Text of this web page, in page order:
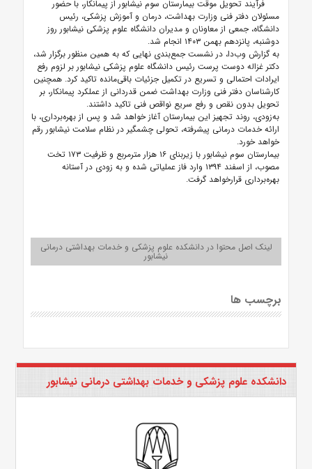
فرآیند تحویل موقت بیمارستان سوم نیشابور از پیمانکار، با حضور
مسئولان دفتر فنی وزارت بهداشت، درمان و آموزش پزشکی، رئیس
دانشگاه، جمعی از معاونان و مدیران دانشگاه علوم پزشکی نیشابور روز
دوشنبه، پانزدهم بهمن ۱۴۰۳ انجام شد.
به گزارش وب‌دا، در نشست جمع‌بندی نهایی که به همین منظور برگزار شد،
دکتر غزاله دوست پرست رئیس دانشگاه علوم پزشکی نیشابور بر لزوم رفع
ایرادات احتمالی و تسریع در تکمیل جزئیات باقی‌مانده تاکید کرد. همچنین
کارشناسان دفتر فنی وزارت بهداشت ضمن قدردانی از عملکرد پیمانکار، بر
تحویل بدون نقص و رفع سریع نواقص فنی تاکید داشتند.
به‌زودی، روند تجهیز این بیمارستان آغاز خواهد شد و پس از بهره‌برداری، با
ارائه خدمات درمانی پیشرفته، تحولی چشمگیر در نظام سلامت نیشابور رقم
خواهد خورد.
بیمارستان سوم نیشابور با زیربنای ۱۶ هزار مترمربع و ظرفیت ۱۷۳ تخت
مصوب، از اسفند ۱۳۹۴ وارد فاز عملیاتی شده و به زودی در آستانه
بهره‌برداری قرارخواهد گرفت.
لینک اصل محتوا در دانشکده علوم پزشکی و خدمات بهداشتی درمانی
نیشابور
برچسب ها
دانشکده علوم پزشکی و خدمات بهداشتی درمانی نیشابور